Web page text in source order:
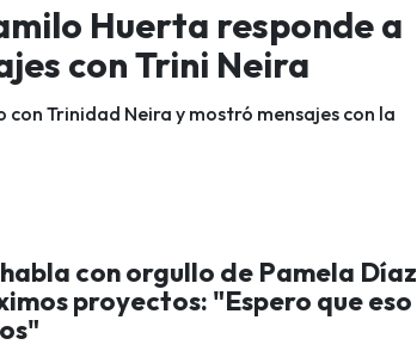
Huerta responde a
con Trini Neira
Trinidad Neira y mostró mensajes con la
con orgullo de Pamela Díaz
proyectos: "Espero que eso